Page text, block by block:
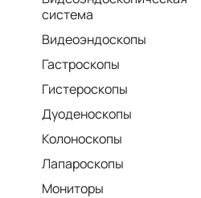
система
Видеоэндоскопы
Гастроскопы
Гистероскопы
Дуоденоскопы
Колоноскопы
Лапароскопы
Мониторы